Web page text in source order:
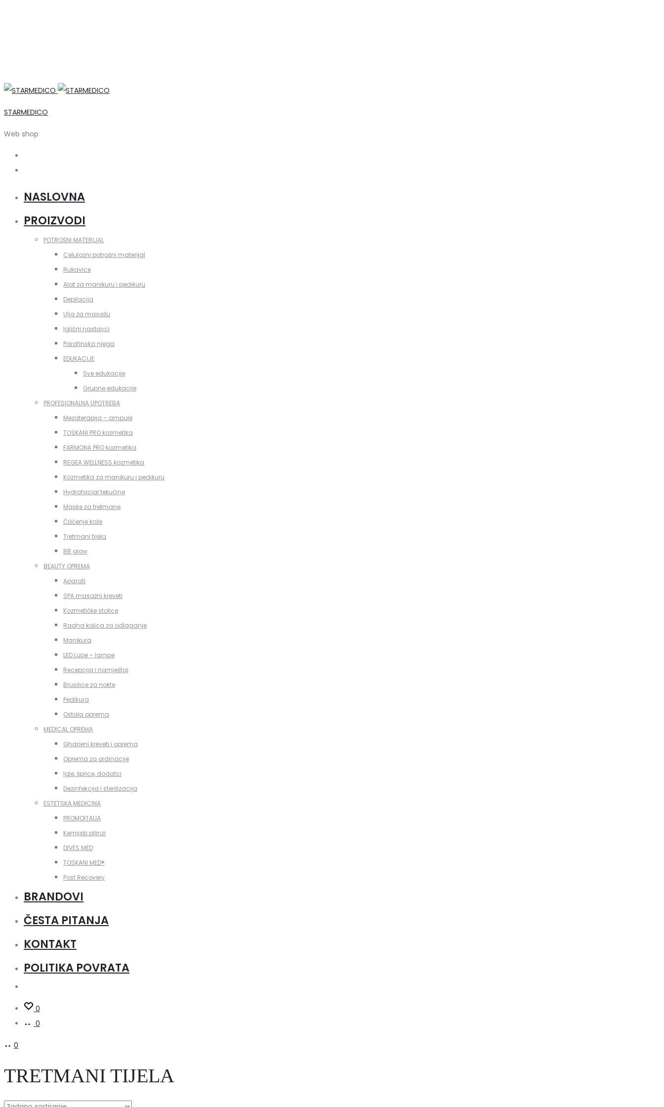
STARMEDICO
Web shop
NASLOVNA
PROIZVODI
POTROŠNI MATERIJAL
Celulozni potrošni materijal
Rukavice
Alat za manikuru i pedikuru
Depilacija
Ulja za masažu
Iglični nastavci
Parafinska njega
EDUKACIJE
Sve edukacije
Grupne edukacije
PROFESIONALNA UPOTREBA
Mezoterapija – ampule
TOSKANI PRO kozmetika
FARMONA PRO kozmetika
REGEA WELLNESS kozmetika
Kozmetika za manikuru i pedikuru
Hydrofacial tekućine
Maske za tretmane
Čišćenje kože
Tretmani tijela
BB glow
BEAUTY OPREMA
Aparati
SPA masažni kreveti
Kozmetičke stolice
Radna kolica za odlaganje
Manikura
LED Lupe – lampe
Recepcija i namještaj
Brusilice za nokte
Pedikura
Ostala oprema
MEDICAL OPREMA
Gharieni kreveti i oprema
Oprema za ordinacije
Igle, šprice, dodatci
Dezinfekcija i sterilizacija
ESTETSKA MEDICINA
PROMOITALIA
Kemijski pilinzi
DIVES MED
TOSKANI MED®️
Post Recovery
BRANDOVI
ČESTA PITANJA
KONTAKT
POLITIKA POVRATA
0
0
0
TRETMANI TIJELA